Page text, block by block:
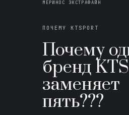
МЕРИНОС ЭКСТРАФАЙН
ПОЧЕМУ KTSPORT
Почему
бренд
заменяет
пять???